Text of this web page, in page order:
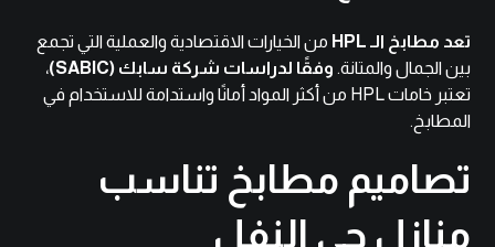
تعد مطابخ الـ HPL
من الخيارات الاقتصادية والعملية التي تجمع
بين الجمال والمتانة. وفقًا لدراسات شركة سابك (SABIC)
،
تعتبر خامات HPL من أكثر المواد أمانًا واستدامة للاستخدام في
المطابخ.
تصاميم مطابخ تناسب
منازل حي النفل